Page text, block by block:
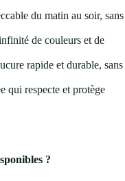
du matin au soir, sans
de couleurs et de
rapide et durable, sans
qui respecte et protège
?